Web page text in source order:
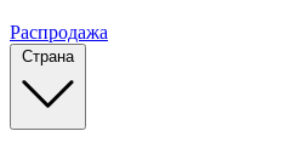
Распродажа
Страна